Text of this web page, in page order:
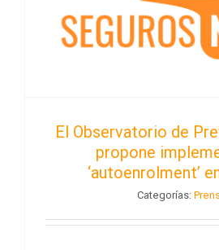
El Observatorio de
propone
‘autoenrolment’
Categorías: